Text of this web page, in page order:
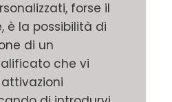
forse il
è la possibilità di
di un
che vi